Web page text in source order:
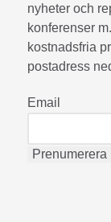
nyheter och
konferenser
kostnadsfria
postadress
Email